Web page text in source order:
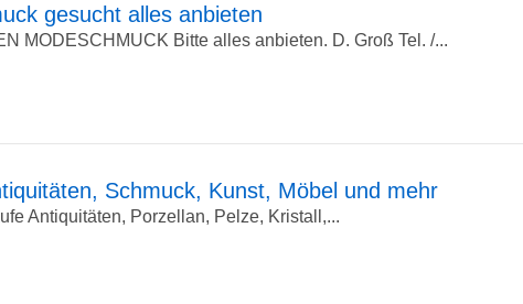
gesucht alles anbieten
MODESCHMUCK Bitte alles anbieten. D. Groß Tel. /...
Schmuck, Kunst, Möbel und mehr
Antiquitäten, Porzellan, Pelze, Kristall,...